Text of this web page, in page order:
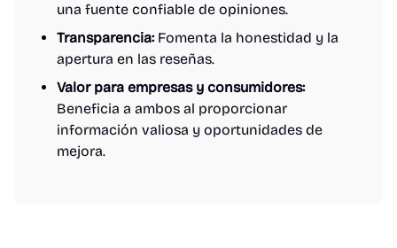
una fuente confiable de opiniones.
Transparencia:Fomenta la honestidad y la
apertura en las reseñas.
Valor para empresas y consumidores:
Beneficia a ambos al proporcionar
información valiosa y oportunidades de
mejora.